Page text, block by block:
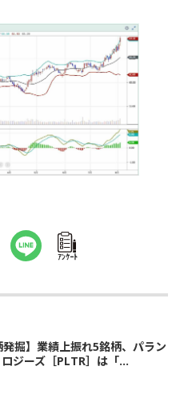
ｱﾝｹｰﾄ
発掘】業績上振れ5銘柄、パラン
ジーズ［PLTR］は「...